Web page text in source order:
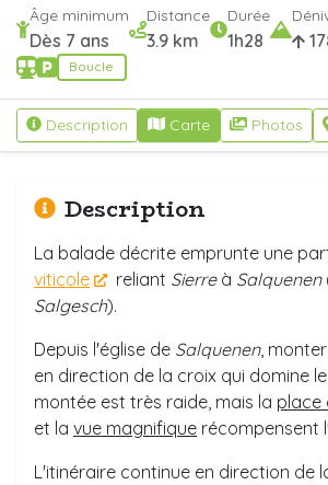
Âge minimum
Dès 7 ans
Distance
3.9 km
Durée
1h28
Boucle
Description Carte Photos
Description
La balade décrite emprunte une
viticole
reliant Sierre à Salquenen
Salgesch).
Depuis l'église de Salquenen,
en direction de la croix qui domine
montée est très raide, mais la place
et la vue magnifique récompensent
L'itinéraire continue en direction de